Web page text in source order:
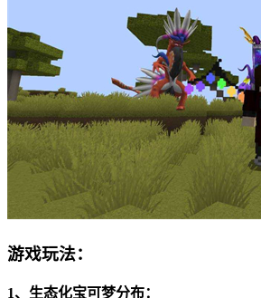
游戏玩法：
1、生态化宝可梦分布：